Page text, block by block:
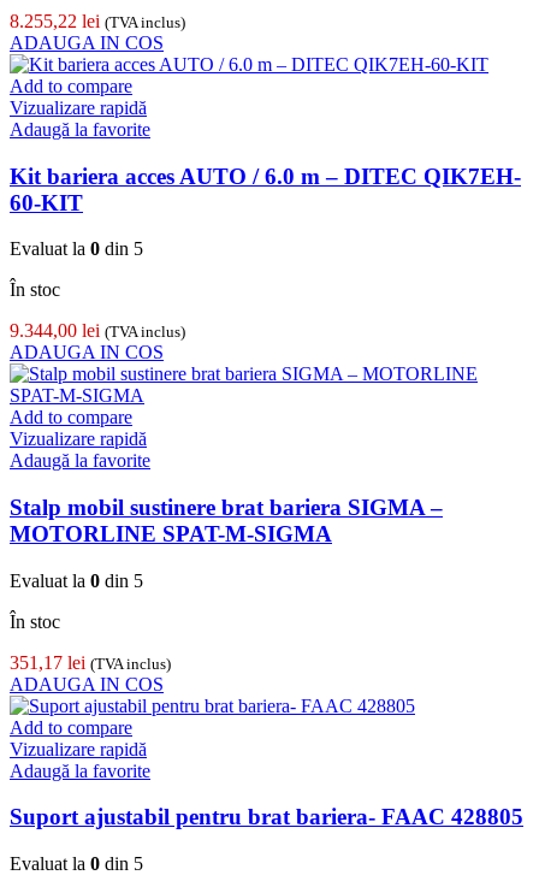
8.255,22 lei (TVA inclus)
ADAUGA IN COS
Add to compare
Vizualizare rapidă
Adaugă la favorite
Kit bariera acces AUTO / 6.0 m – DITEC QIK7EH-
60-KIT
Evaluat la 0 din 5
În stoc
9.344,00 lei (TVA inclus)
ADAUGA IN COS
Add to compare
Vizualizare rapidă
Adaugă la favorite
Stalp mobil sustinere brat bariera SIGMA –
MOTORLINE SPAT-M-SIGMA
Evaluat la 0 din 5
În stoc
351,17 lei (TVA inclus)
ADAUGA IN COS
Add to compare
Vizualizare rapidă
Adaugă la favorite
Suport ajustabil pentru brat bariera- FAAC 428805
Evaluat la 0 din 5